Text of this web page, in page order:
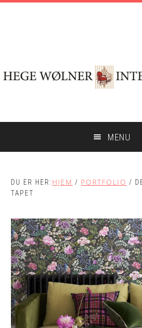
MENU
DU ER HER: HJEM / PORTFOLIO /
TAPET